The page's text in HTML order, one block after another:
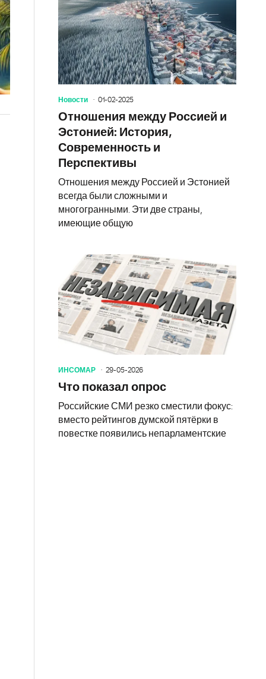
Новости 01-02-2025
Отношения между Россией и
Эстонией: История,
Современность и
Перспективы
Отношения между Россией и Эстонией
всегда были сложными и
многогранными. Эти две страны,
имеющие общую
ИНСОМАР 29-05-2026
Что показал опрос
Российские СМИ резко сместили фокус:
вместо рейтингов думской пятёрки в
повестке появились непарламентские